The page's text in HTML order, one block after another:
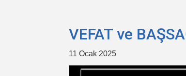
VEFAT ve
11 Ocak 2025